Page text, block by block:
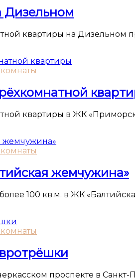
Дизельном
квартиры на Дизельном
квартиры в ЖК
жемчужина»
100 кв.м. в ЖК
проспекте в Санкт-